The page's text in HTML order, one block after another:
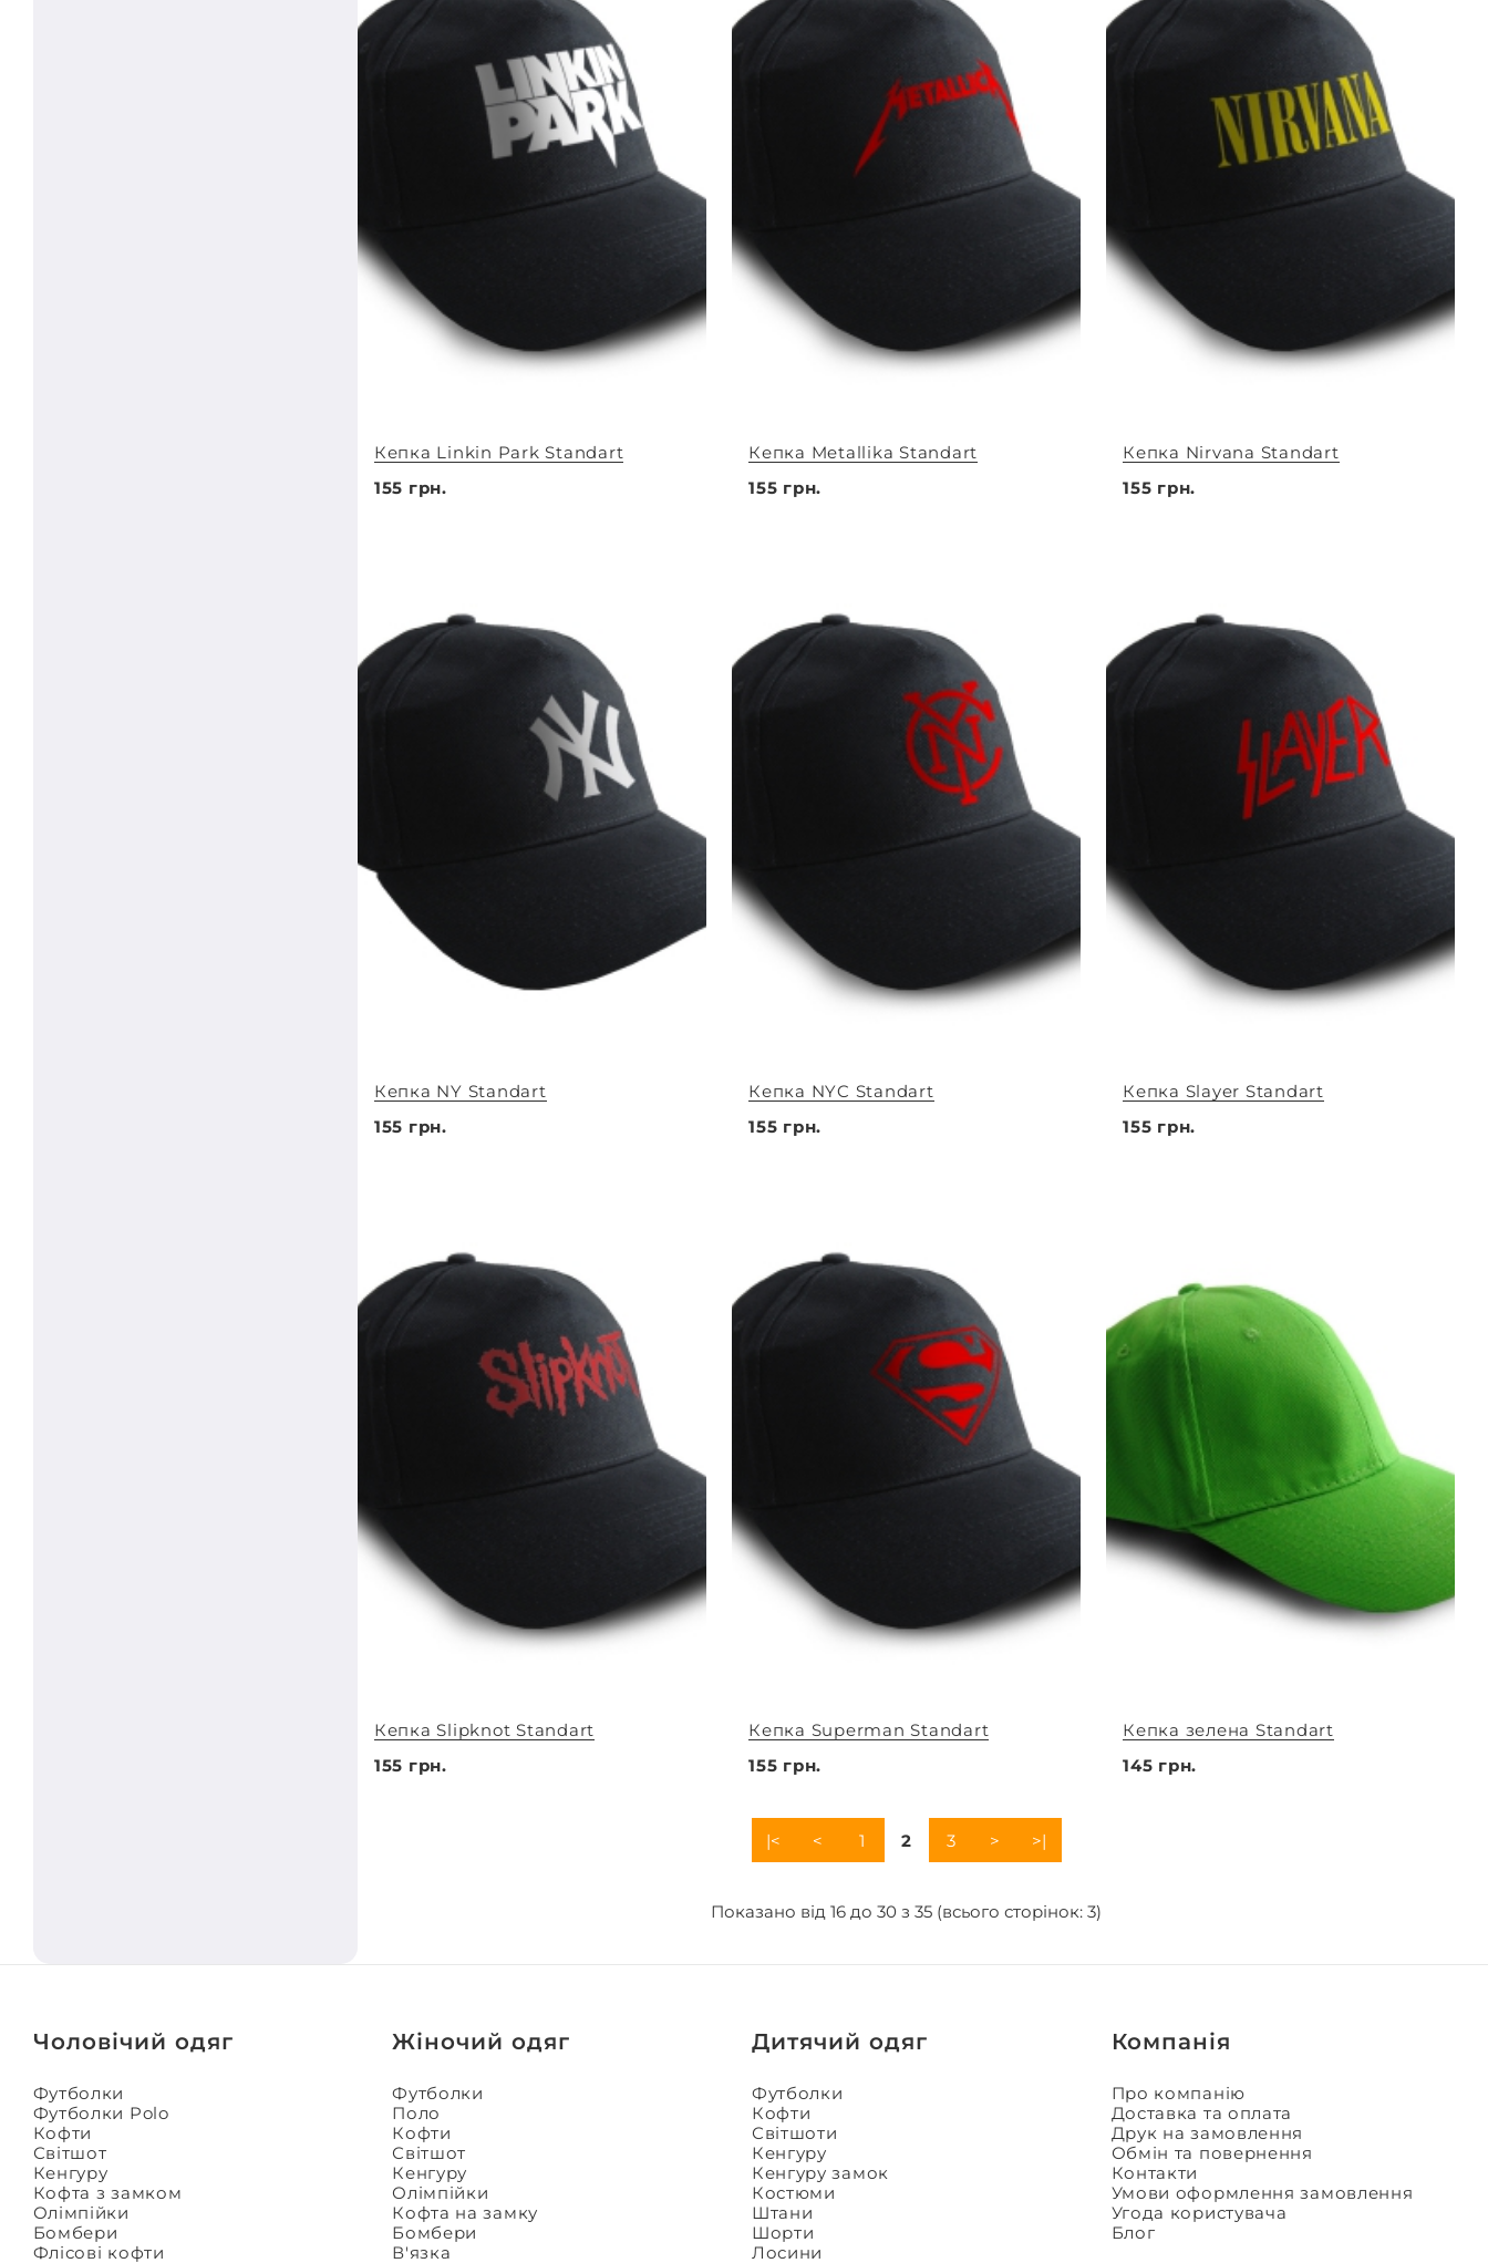
Кепка Linkin Park Standart
155 грн.
Кепка Metallika Standart
155 грн.
Кепка Nirvana Standart
155 грн.
Кепка NY Standart
155 грн.
Кепка NYC Standart
155 грн.
Кепка Slayer Standart
155 грн.
Кепка Slipknot Standart
155 грн.
Кепка Superman Standart
155 грн.
Кепка зелена Standart
145 грн.
|< < 1 2 3 > >|
Показано від 16 до 30 з 35 (всього сторінок: 3)
Чоловічий одяг
Футболки
Футболки Polo
Кофти
Світшот
Кенгуру
Кофта з замком
Олімпійки
Бомбери
Флісові кофти
Жіночий одяг
Футболки
Поло
Кофти
Світшот
Кенгуру
Олімпійки
Кофта на замку
Бомбери
В'язка
Дитячий одяг
Футболки
Кофти
Світшоти
Кенгуру
Кенгуру замок
Костюми
Штани
Шорти
Лосини
Компанія
Про компанію
Доставка та оплата
Друк на замовлення
Обмін та повернення
Контакти
Умови оформлення замовлення
Угода користувача
Блог